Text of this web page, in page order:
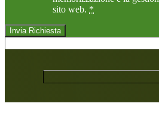
sito web. *